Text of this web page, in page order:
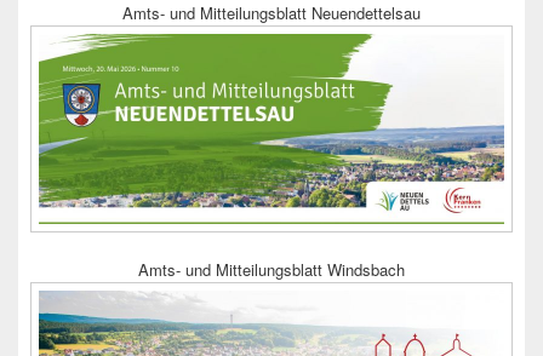
Amts- und Mitteilungsblatt Neuendettelsau
Amts- und Mitteilungsblatt Windsbach